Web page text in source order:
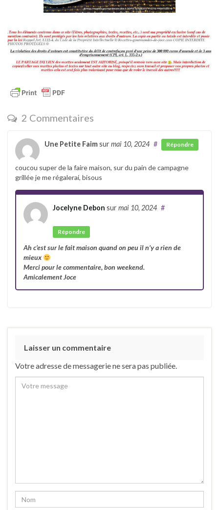
2 Commentaires
Une Petite Faimsur mai 10, 2024 # Répondre
coucou super de la faire maison, sur du pain de campagne
grillée je me régalerai, bisous
Jocelyne Debon sur mai 10, 2024 #
Répondre
Ah c’est sur le fait maison quand on peu il n’y a rien de
mieux
Merci pour le commentaire, bon weekend.
Amicalement Joce
Laisser un commentaire
Votre adresse de messagerie ne sera pas publiée.